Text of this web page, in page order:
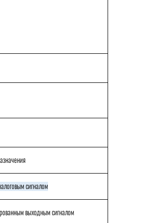
сигналом
выходным сигналом